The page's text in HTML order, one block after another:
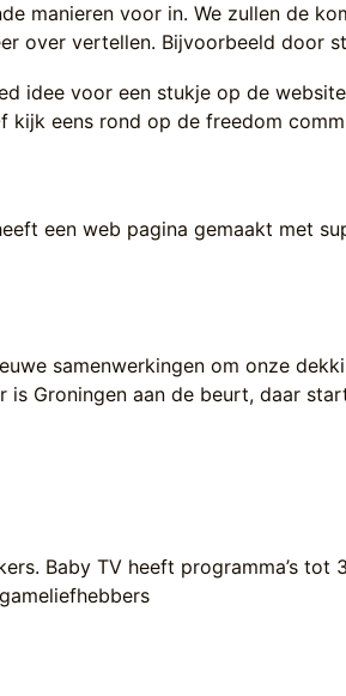
manieren voor in. We zullen de
over vertellen. Bijvoorbeeld door
idee voor een stukje op de
kijk eens rond op de freedom
een web pagina gemaakt met
samenwerkingen om onze
is Groningen aan de beurt, daar
Baby TV heeft programma’s tot